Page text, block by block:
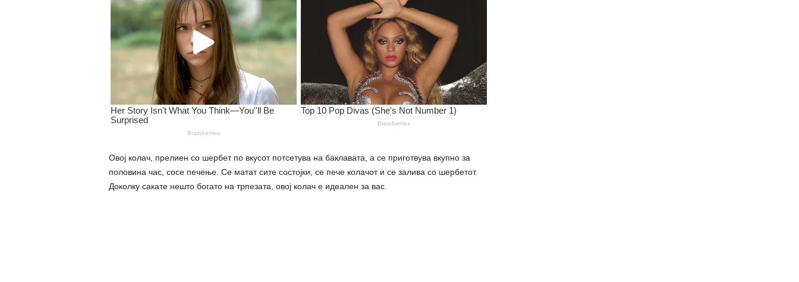
Овој колач, прелиен со шербет по вкусот потсетува на баклавата, а се приготвува вкупно за
половина час, сосе печење. Се матат сите состојки, се пече колачот и се залива со шербетот.
Доколку сакате нешто богато на трпезата, овој колач е идеален за вас.